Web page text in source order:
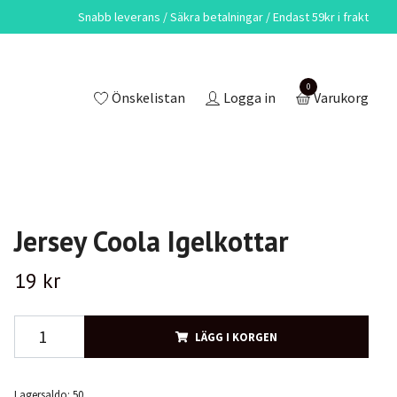
Snabb leverans / Säkra betalningar / Endast 59kr i frakt
Önskelistan Logga in
0
Varukorg
Jersey Coola Igelkottar
19 kr
LÄGG I KORGEN